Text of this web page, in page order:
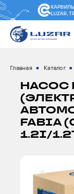
LUZAR,
Главная Каталог
НАСОС
FABIA
1.2I/